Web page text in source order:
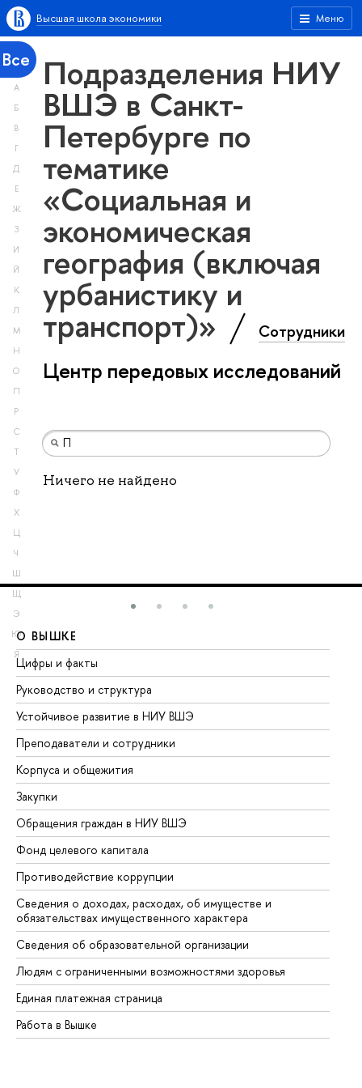
Меню
Высшая школа экономики
Все
А
Б
В
Г
Д
Е
Ж
З
И
Й
К
Л
М
Н
О
П
Р
С
Т
У
Ф
Х
Ц
Ч
Ш
Щ
Э
Ю
Я
Подразделения НИУ
ВШЭ в Санкт-
Петербурге по
тематике
«Социальная и
экономическая
география (включая
урбанистику и
транспорт)» Сотрудники
Центр передовых исследований
Ничего не найдено
О ВЫШКЕ
Цифры и факты
Руководство и структура
Устойчивое развитие в НИУ ВШЭ
Преподаватели и сотрудники
Корпуса и общежития
Закупки
Обращения граждан в НИУ ВШЭ
Фонд целевого капитала
Противодействие коррупции
Сведения о доходах, расходах, об имуществе и
обязательствах имущественного характера
Сведения об образовательной организации
Людям с ограниченными возможностями здоровья
Единая платежная страница
Работа в Вышке